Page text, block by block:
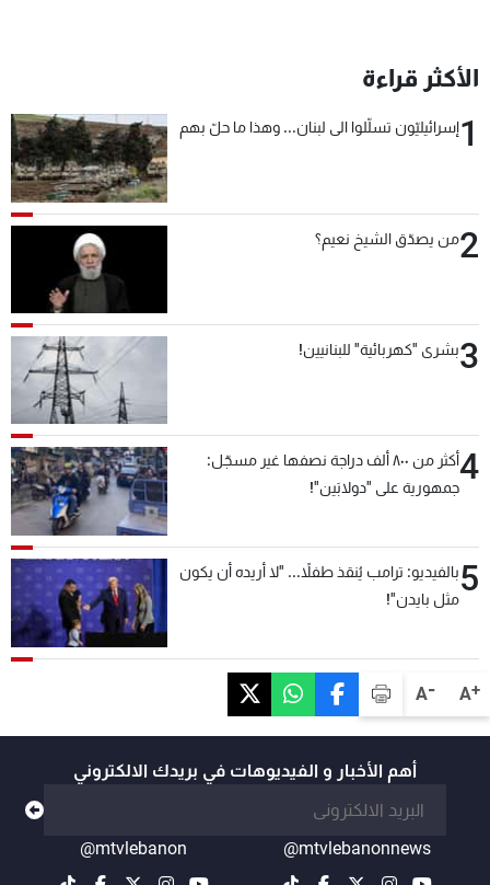
A+
A-
الأكثر قراءة
1إسرائيليّون تسلّلوا الى لبنان... وهذا ما حلّ بهم
2من يصدّق الشيخ نعيم؟
3بشرى "كهربائية" للبنانيين!
4
أكثر من ٨٠٠ ألف دراجة نصفها غير مسجّل:
جمهورية على "دولابَين"!
5بالفيديو: ترامب يُنقذ طفلاً... "لا أريده أن يكون
مثل بايدن"!
أهم الأخبار و الفيديوهات في بريدك الالكتروني
@mtvlebanonnews
@mtvlebanon